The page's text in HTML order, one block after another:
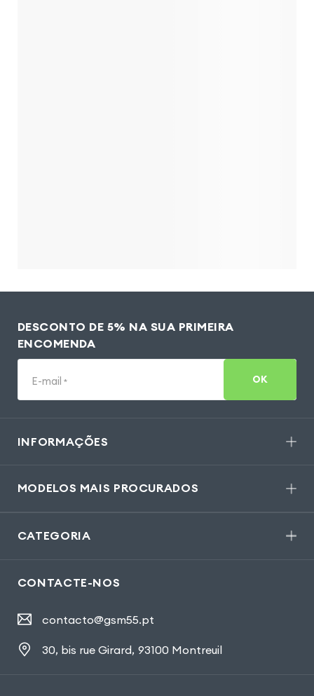
DESCONTO DE 5% NA SUA PRIMEIRA
ENCOMENDA
E-mail * OK
INFORMAÇÕES
MODELOS MAIS PROCURADOS
CATEGORIA
CONTACTE-NOS
contacto@gsm55.pt
30, bis rue Girard, 93100 Montreuil